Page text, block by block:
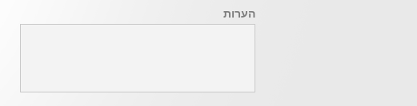
הערות